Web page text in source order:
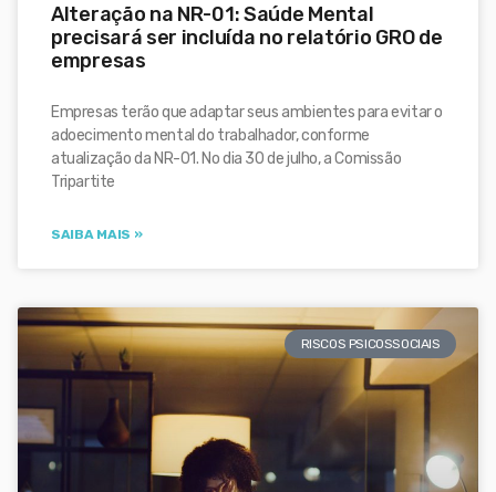
Alteração na NR-01: Saúde Mental
precisará ser incluída no relatório GRO de
empresas
Empresas terão que adaptar seus ambientes para evitar o
adoecimento mental do trabalhador, conforme
atualização da NR-01. No dia 30 de julho, a Comissão
Tripartite
SAIBA MAIS »
RISCOS PSICOSSOCIAIS